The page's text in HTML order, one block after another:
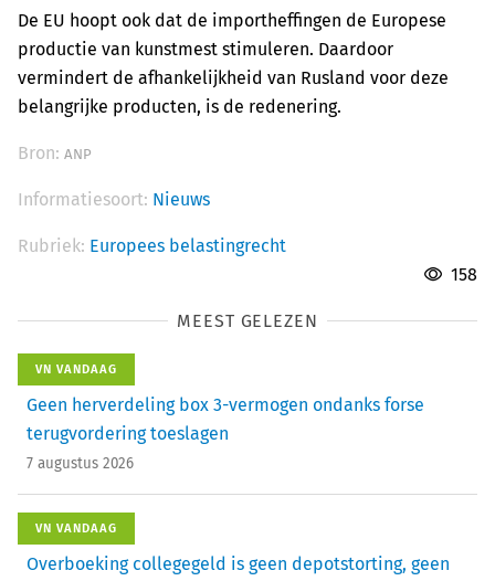
De EU hoopt ook dat de importheffingen de Europese
productie van kunstmest stimuleren. Daardoor
vermindert de afhankelijkheid van Rusland voor deze
belangrijke producten, is de redenering.
Bron: ANP
Informatiesoort: Nieuws
Rubriek: Europees belastingrecht
158
MEEST GELEZEN
VN VANDAAG
Geen herverdeling box 3-vermogen ondanks forse
terugvordering toeslagen
7 augustus 2026
VN VANDAAG
Overboeking collegegeld is geen depotstorting, geen